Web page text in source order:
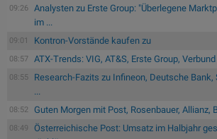
09:26
Analysten zu Erste Group: "Überlegene
im ...
09:01 Kontron-Vorstände kaufen zu
08:57 ATX-Trends: VIG, AT&S, Erste Group, Verbund
08:55
Research-Fazits zu Infineon, Deutsche
...
08:52 Guten Morgen mit Post, Rosenbauer, Allianz,
08:49
Österreichische Post: Umsatz im Halbjahr